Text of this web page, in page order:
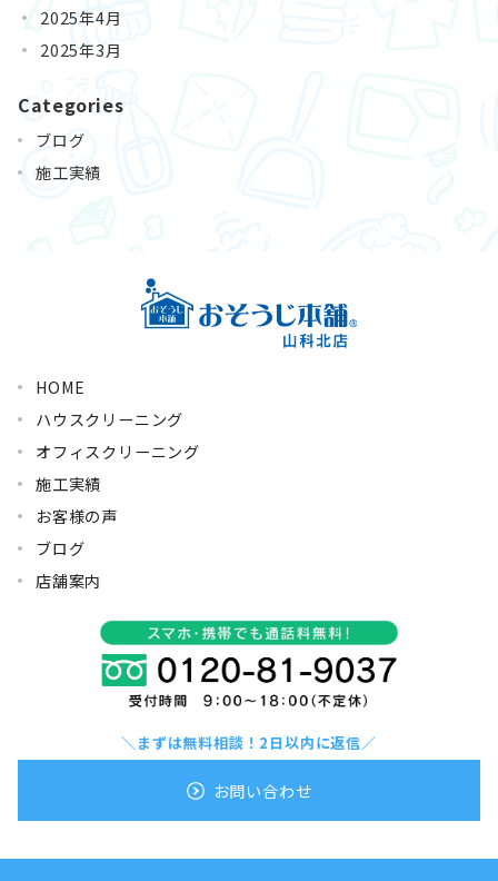
送
2025年4月
2025年3月
Categories
ブログ
施工実績
HOME
ハウスクリーニング
オフィスクリーニング
施工実績
お客様の声
ブログ
店舗案内
＼まずは無料相談！2日以内に返信／
お問い合わせ